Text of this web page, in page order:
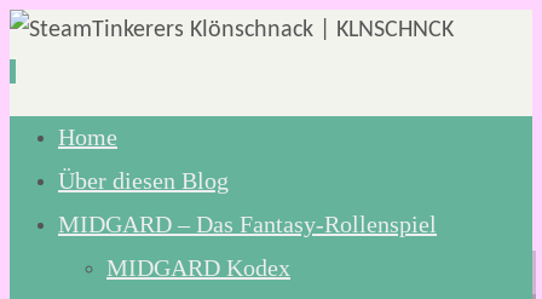
Zum
Inhalt
springen
Home
Über diesen Blog
MIDGARD – Das Fantasy-Rollenspiel
MIDGARD Kodex